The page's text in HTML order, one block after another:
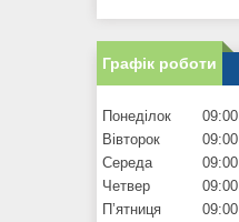
Графік роботи
Понеділок 09:00
Вівторок
09:00
Середа
09:00
Четвер
09:00
Пʼятниця
09:00